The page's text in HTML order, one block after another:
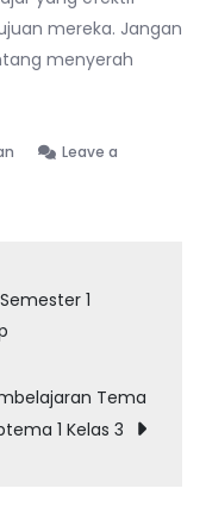
mereka. Jangan
menyerah
Leave a
1
Tema
1 Kelas 3